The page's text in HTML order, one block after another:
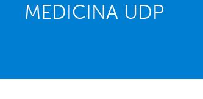
MEDICINA UDP